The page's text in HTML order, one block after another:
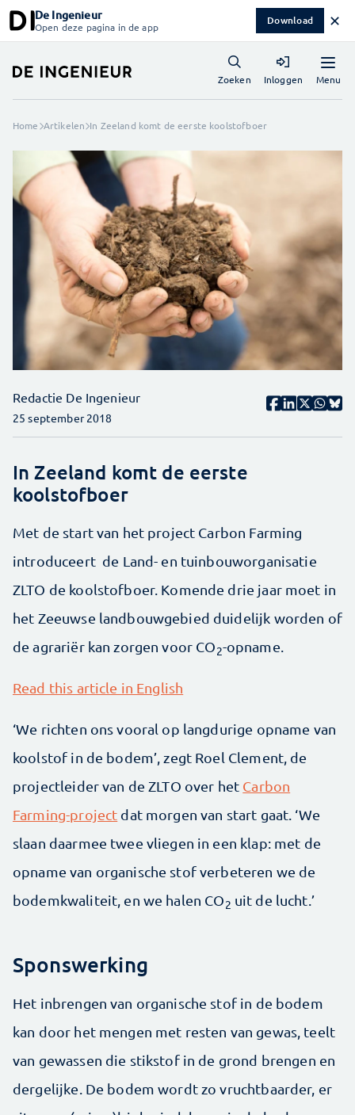
De Ingenieur
Open deze pagina in de app Download ✕
Menu
Zoeken Inloggen
Home Artikelen In Zeeland komt de eerste koolstofboer
Redactie De Ingenieur
25 september 2018
In Zeeland komt de eerste
koolstofboer
Met de start van het project Carbon Farming
introduceert de Land- en tuinbouworganisatie
ZLTO de koolstofboer. Komende drie jaar moet in
het Zeeuwse landbouwgebied duidelijk worden of
de agrariër kan zorgen voor CO2-opname.
Read this article in English
‘We richten ons vooral op langdurige opname van
koolstof in de bodem’, zegt Roel Clement, de
projectleider van de ZLTO over het Carbon
Farming-project dat morgen van start gaat. ‘We
slaan daarmee twee vliegen in een klap: met de
opname van organische stof verbeteren we de
bodemkwaliteit, en we halen CO2 uit de lucht.’
Sponswerking
Het inbrengen van organische stof in de bodem
kan door het mengen met resten van gewas, teelt
van gewassen die stikstof in de grond brengen en
dergelijke. De bodem wordt zo vruchtbaarder, er